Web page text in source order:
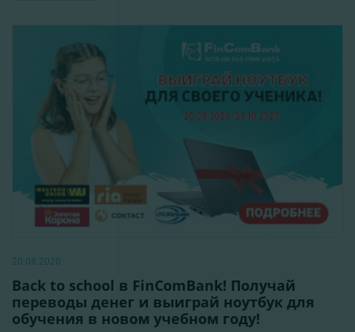
20.08.2020
Back to school в FinComBank! Получай
переводы денег и выиграй ноутбук для
обучения в новом учебном году!